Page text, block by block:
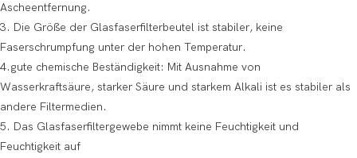
Ascheentfernung.
3. Die Größe der Glasfaserfilterbeutel ist stabiler, keine
Faserschrumpfung unter der hohen Temperatur.
4.gute chemische Beständigkeit: Mit Ausnahme von
Wasserkraftsäure, starker Säure und starkem Alkali ist es stabiler als
andere Filtermedien.
5. Das Glasfaserfiltergewebe nimmt keine Feuchtigkeit und
Feuchtigkeit auf